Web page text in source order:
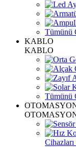
Tümünü
KABLO
KABLO
Tümünü